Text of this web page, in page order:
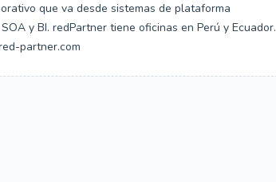
que va desde sistemas de plataforma
y BI. redPartner tiene oficinas en Perú y Ecuador.
partner.com